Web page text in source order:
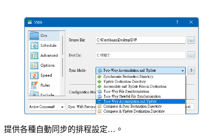
提供各種自動同步的排程設定…。